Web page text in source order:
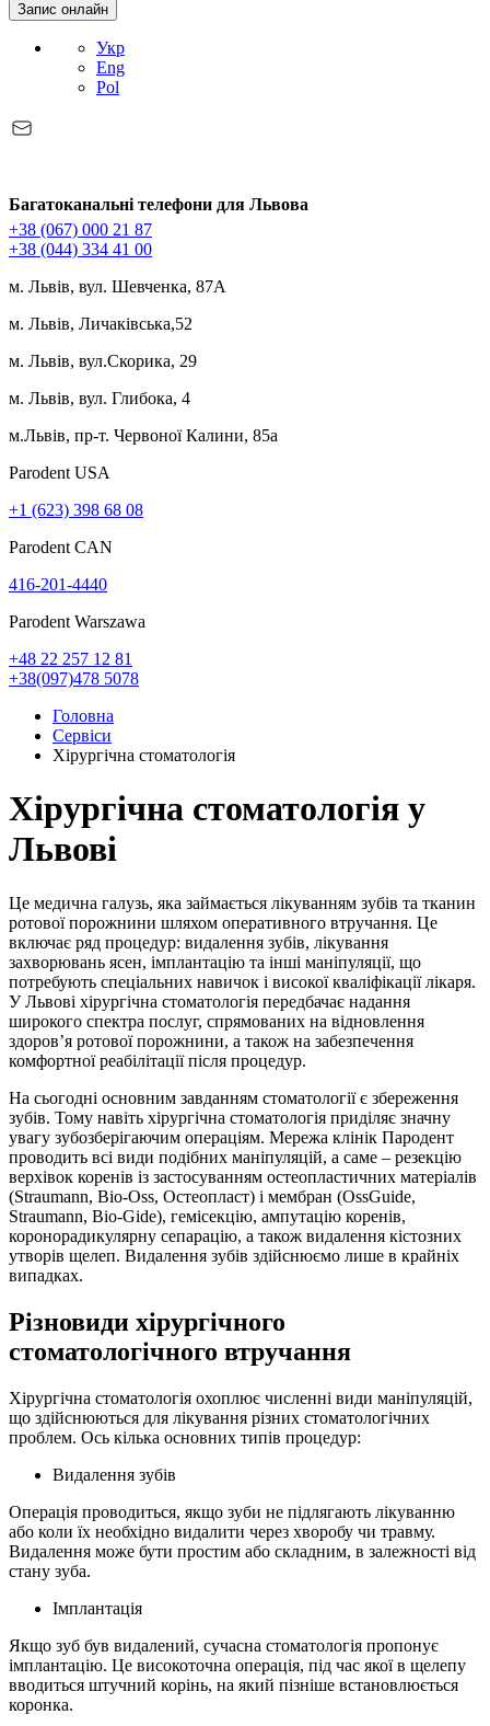
Запис онлайн
Укр
Eng
Pol
Багатоканальні телефони для Львова
+38 (067) 000 21 87
+38 (044) 334 41 00
м. Львів, вул. Шевченка, 87А
м. Львів, Личаківська,52
м. Львів, вул.Скорика, 29
м. Львів, вул. Глибока, 4
м.Львів, пр-т. Червоної Калини, 85а
Parodent USА
+1 (623) 398 68 08
Parodent CAN
416-201-4440
Parodent Warszawa
+48 22 257 12 81
+38(097)478 5078
Головна
Сервіси
Хірургічна стоматологія
Хірургічна стоматологія у
Львові
Це медична галузь, яка займається лікуванням зубів та тканин
ротової порожнини шляхом оперативного втручання. Це
включає ряд процедур: видалення зубів, лікування
захворювань ясен, імплантацію та інші маніпуляції, що
потребують спеціальних навичок і високої кваліфікації лікаря.
У Львові хірургічна стоматологія передбачає надання
широкого спектра послуг, спрямованих на відновлення
здоров’я ротової порожнини, а також на забезпечення
комфортної реабілітації після процедур.
На сьогодні основним завданням стоматології є збереження
зубів. Тому навіть хірургічна стоматологія приділяє значну
увагу зубозберігаючим операціям. Мережа клінік Пародент
проводить всі види подібних маніпуляцій, а саме – резекцію
верхівок коренів із застосуванням остеопластичних матеріалів
(Straumann, Bio-Oss, Остеопласт) і мембран (OssGuide,
Straumann, Bio-Gide), гемісекцію, ампутацію коренів,
коронорадикулярну сепарацію, а також видалення кістозних
утворів щелеп. Видалення зубів здійснюємо лише в крайніх
випадках.
Різновиди хірургічного
стоматологічного втручання
Хірургічна стоматологія охоплює численні види маніпуляцій,
що здійснюються для лікування різних стоматологічних
проблем. Ось кілька основних типів процедур:
Видалення зубів
Операція проводиться, якщо зуби не підлягають лікуванню
або коли їх необхідно видалити через хворобу чи травму.
Видалення може бути простим або складним, в залежності від
стану зуба.
Імплантація
Якщо зуб був видалений, сучасна стоматологія пропонує
імплантацію. Це високоточна операція, під час якої в щелепу
вводиться штучний корінь, на який пізніше встановлюється
коронка.